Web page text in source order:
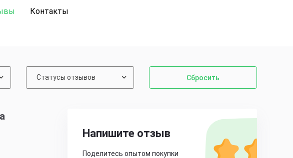
Контакты
Статусы отзывов Сбросить
Напишите отзыв
Поделитесь опытом покупки